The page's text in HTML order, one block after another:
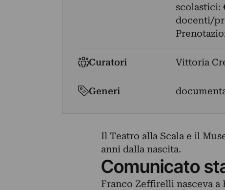
scolastici:
docenti/
Curatori Vittoria
Generi
Il Teatro alla Scala e il
anni dalla nascita.
Comunicato
Franco Zeffirelli nasceva a